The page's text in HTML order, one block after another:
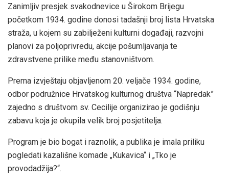
Zanimljiv presjek svakodnevice u Širokom Brijegu
početkom 1934. godine donosi tadašnji broj lista Hrvatska
straža, u kojem su zabilježeni kulturni događaji, razvojni
planovi za poljoprivredu, akcije pošumljavanja te
zdravstvene prilike među stanovništvom.
Prema izvještaju objavljenom 20. veljače 1934. godine,
odbor podružnice Hrvatskog kulturnog društva “Napredak”
zajedno s društvom sv. Cecilije organizirao je godišnju
zabavu koja je okupila velik broj posjetitelja.
Program je bio bogat i raznolik, a publika je imala priliku
pogledati kazališne komade „Kukavica“ i „Tko je
provodadžija?“.